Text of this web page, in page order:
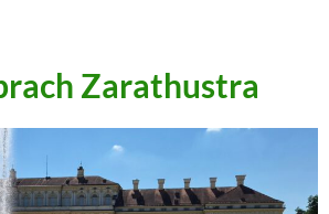
Zarathustra